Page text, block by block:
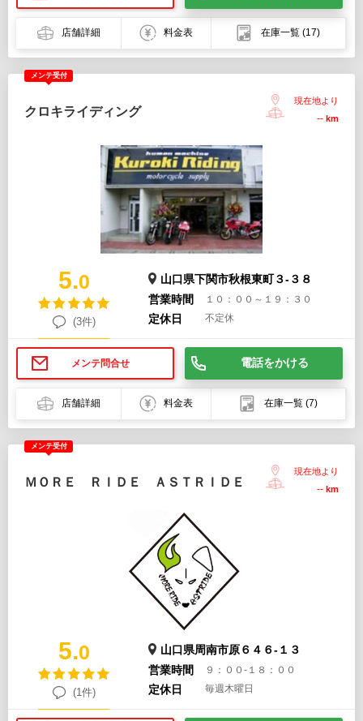
店舗詳細 料金表 在庫一覧 (17)
メンテ受付
クロキライディング
現在地より
-- km
5.0
(3件)
山口県下関市秋根東町３-３８
営業時間
１０：００～１９：３０
定休日 不定休
メンテ問合せ 電話をかける
店舗詳細 料金表 在庫一覧 (7)
メンテ受付
ＭＯＲＥ ＲＩＤＥ ＡＳＴＲＩＤＥ
現在地より
-- km
5.0
(1件)
山口県周南市原６４６-１３
営業時間
９：００-１８：００
定休日 毎週木曜日